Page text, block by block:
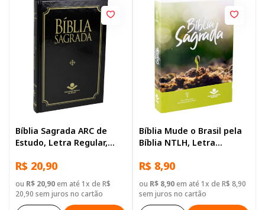
Bíblia Sagrada ARC de
Estudo, Letra Regular,
Preta
R$ 20,90
ou R$ 20,90em até 1x de R$
20,90 sem juros no cartão
Bíblia Mude o Brasil pela
Bíblia NTLH, Letra
Ilustrada: Verde claro
R$ 8,90
ou R$ 8,90em até 1x de R$ 8,90
sem juros no cartão